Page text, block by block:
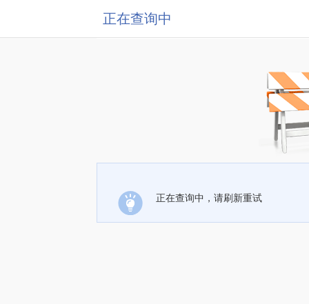
正在查询中
正在查询中，请刷新重试